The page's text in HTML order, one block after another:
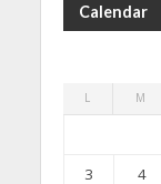
Calendar
L M
3
4